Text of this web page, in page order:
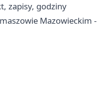
zapisy, godziny
Mazowieckim -